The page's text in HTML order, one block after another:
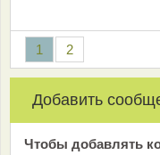
1 2
Добавить
Чтобы добавлять